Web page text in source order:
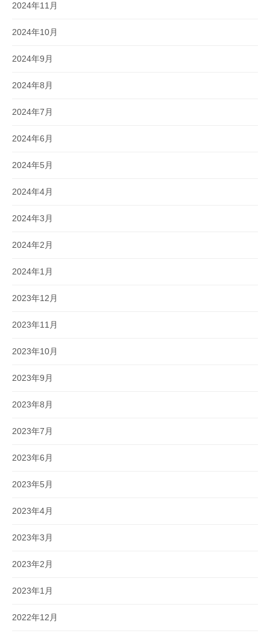
2024年11月
2024年10月
2024年9月
2024年8月
2024年7月
2024年6月
2024年5月
2024年4月
2024年3月
2024年2月
2024年1月
2023年12月
2023年11月
2023年10月
2023年9月
2023年8月
2023年7月
2023年6月
2023年5月
2023年4月
2023年3月
2023年2月
2023年1月
2022年12月